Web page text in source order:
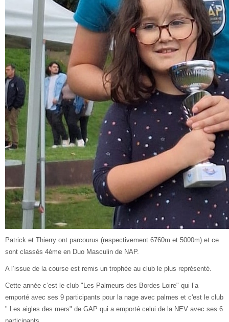
Patrick et Thierry ont parcourus (respectivement 6760m et 5000m) et ce
sont classés 4ème en Duo Masculin de NAP.
A l’issue de la course est remis un trophée au club le plus représenté.
Cette année c’est le club "Les Palmeurs des Bordes Loire" qui l’a
emporté avec ses 9 participants pour la nage avec palmes et c'est le club
" Les aigles des mers" de GAP qui a emporté celui de la NEV avec ses 6